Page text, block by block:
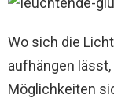
Wo sich die
aufhängen
Möglichkeiten